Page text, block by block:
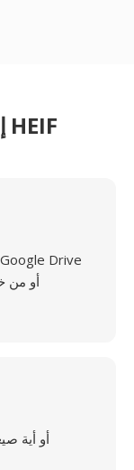
كيفية تحويل UYVY إلى HEIF